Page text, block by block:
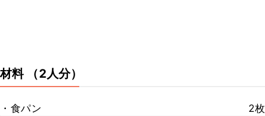
材料 （2人分）
・食パン
2枚